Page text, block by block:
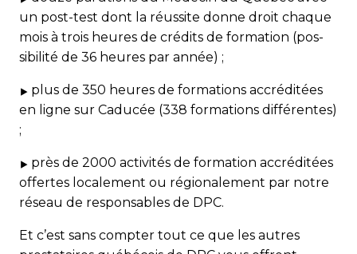
un post-test dont la réussite donne droit chaque
mois à trois heures de crédits de formation (pos­
sibilité de 36 heures par année) ;
plus de 350 heures de formations accréditées
en ligne sur Caducée (338 formations différentes)
;
près de 2000 activités de formation accréditées
offertes localement ou régionalement par notre
réseau de responsables de DPC.
Et c’est sans compter tout ce que les autres